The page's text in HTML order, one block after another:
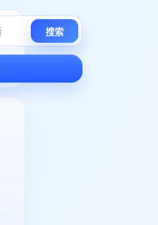
搜索